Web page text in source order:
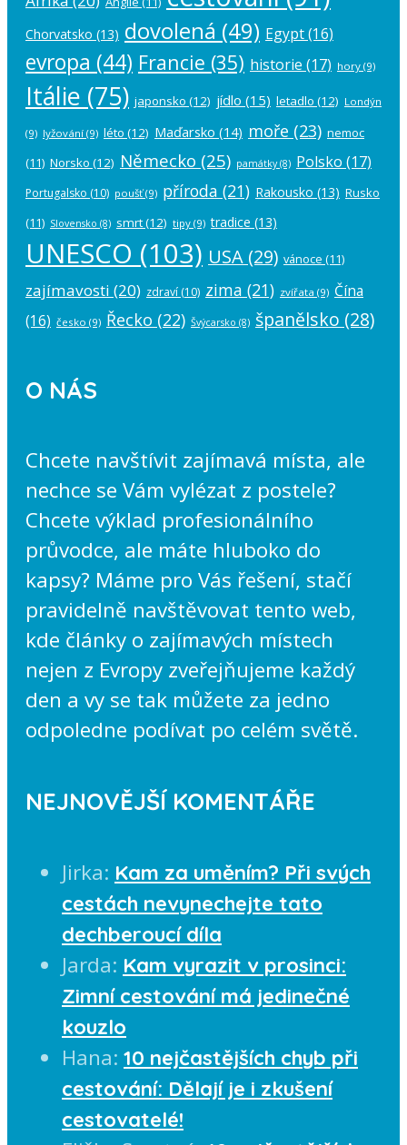
Chorvatsko (13) dovolená (49) Egypt(16)
evropa (44) Francie (35) historie (17) hory (9)
Itálie (75) japonsko (12) jídlo (15) letadlo (12) Londýn
(9) lyžování (9) léto (12) Maďarsko (14) moře (23) nemoc
(11) Norsko (12) Německo (25) památky(8) Polsko (17)
Portugalsko (10) poušť(9) příroda (21) Rakousko (13) Rusko
(11) Slovensko (8) smrt(12) tipy (9) tradice (13)
UNESCO (103) USA (29) vánoce (11)
zajímavosti (20) zdraví (10) zima (21) zvířata (9) Čína
(16) česko (9) Řecko (22) Švýcarsko (8) španělsko (28)
O NÁS
Chcete navštívit zajímavá místa, ale
nechce se Vám vylézat z postele?
Chcete výklad profesionálního
průvodce, ale máte hluboko do
kapsy? Máme pro Vás řešení, stačí
pravidelně navštěvovat tento web,
kde články o zajímavých místech
nejen z Evropy zveřejňujeme každý
den a vy se tak můžete za jedno
odpoledne podívat po celém světě.
NEJNOVĚJŠÍ KOMENTÁŘE
Jirka: Kam za uměním? Při svých
cestách nevynechejte tato
dechberoucí díla
Jarda: Kam vyrazit v prosinci:
Zimní cestování má jedinečné
kouzlo
Hana: 10 nejčastějších chyb při
cestování: Dělají je i zkušení
cestovatelé!